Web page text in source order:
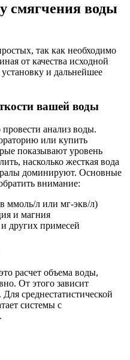
смягчения воды
так как необходимо
от качества исходной
и дальнейшее
вашей воды
анализ воды.
или купить
показывают уровень
насколько жесткая вода
доминируют. Основные
внимание:
ммоль/л или мг-экв/л)
и магния
других примесей
расчет объема воды,
От этого зависит
среднестатистической
системы с